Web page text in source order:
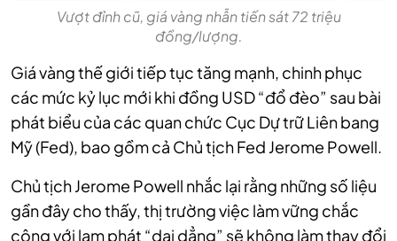
Vượt đỉnh cũ, giá vàng nhẫn tiến sát 72 triệu
đồng/lượng.
Giá vàng thế giới tiếp tục tăng mạnh, chinh phục
các mức kỷ lục mới khi đồng USD “đổ đèo” sau bài
phát biểu của các quan chức Cục Dự trữ Liên bang
Mỹ (Fed), bao gồm cả Chủ tịch Fed Jerome Powell.
Chủ tịch Jerome Powell nhắc lại rằng những số liệu
gần đây cho thấy, thị trường việc làm vững chắc
cộng với lạm phát “dai dẳng” sẽ không làm thay đổi